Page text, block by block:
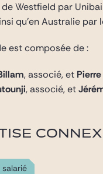
de Westfield par
qu’en Australie par
est composée de :
, associé, et
, associé, et